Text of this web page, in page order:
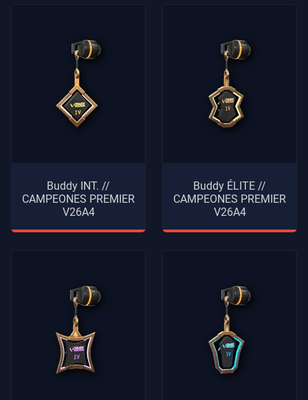
Buddy INT. //
CAMPEONES PREMIER
V26A4
Buddy ÉLITE //
CAMPEONES PREMIER
V26A4